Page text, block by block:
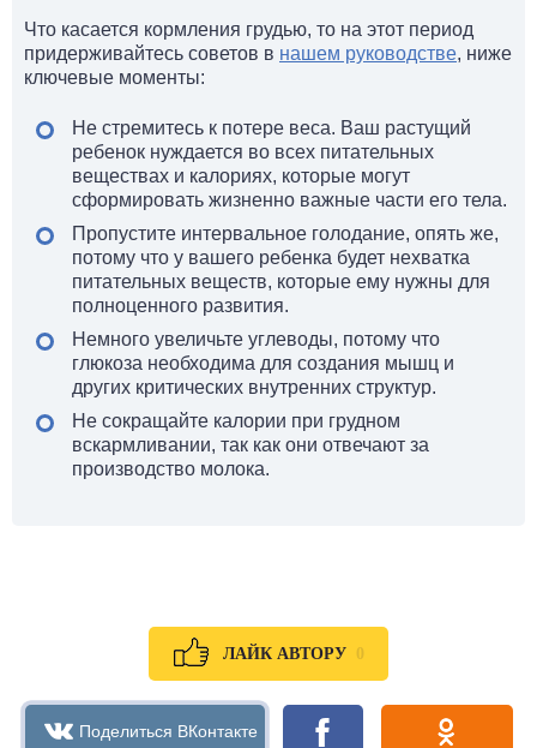
Что касается кормления грудью, то на этот период
придерживайтесь советов в нашем руководстве, ниже
ключевые моменты:
Не стремитесь к потере веса. Ваш растущий
ребенок нуждается во всех питательных
веществах и калориях, которые могут
сформировать жизненно важные части его тела.
Пропустите интервальное голодание, опять же,
потому что у вашего ребенка будет нехватка
питательных веществ, которые ему нужны для
полноценного развития.
Немного увеличьте углеводы, потому что
глюкоза необходима для создания мышц и
других критических внутренних структур.
Не сокращайте калории при грудном
вскармливании, так как они отвечают за
производство молока.
ЛАЙК АВТОРУ 0